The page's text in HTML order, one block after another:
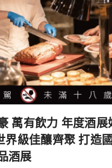
萬有飲力 年度酒展
界級佳釀齊聚 打造
酒展